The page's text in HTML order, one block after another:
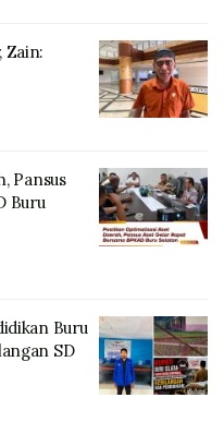
Zain:
Pansus
Buru
Buru
SD